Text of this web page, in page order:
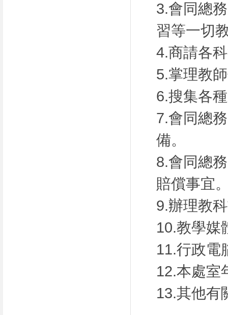
3.會同總
習等一切
4.商請各
5.掌理教
6.搜集各
7.會同總
備。
8.會同總
賠償事宜
9.辦理教
10.教學媒
11.行政電
12.本處室
13.其他有